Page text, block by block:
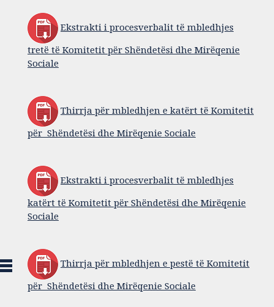
Ekstrakti i procesverbalit të mbledhjes
tretë të Komitetit për Shëndetësi dhe Mirëqenie
Sociale
Thirrja për mbledhjen e katërt të Komitetit
për Shëndetësi dhe Mirëqenie Sociale
Ekstrakti i procesverbalit të mbledhjes
katërt të Komitetit për Shëndetësi dhe Mirëqenie
Sociale
Thirrja për mbledhjen e pestë të Komitetit
për Shëndetësi dhe Mirëqenie Sociale